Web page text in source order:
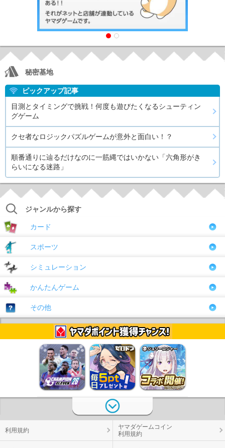
秘密基地
ピックアップ記事
目測とタイミングで挑戦！何度も遊びたくなるシューティン
グゲーム
クセ者なロジックパズルゲームが意外と面白い！？
順番通りに辿るだけなのに一筋縄ではいかない「六角形がき
らいになる迷路」
ジャンルから探す
カード
スポーツ
シミュレーション
かんたんゲーム
その他
利用規約
ヤマダゲームコイン
利用規約